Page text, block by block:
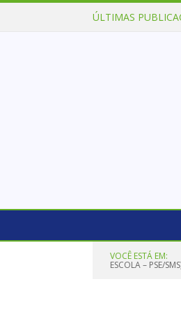
ÚLTIMAS
VOCÊ ESTÁ EM:
ESCOLA – PSE/